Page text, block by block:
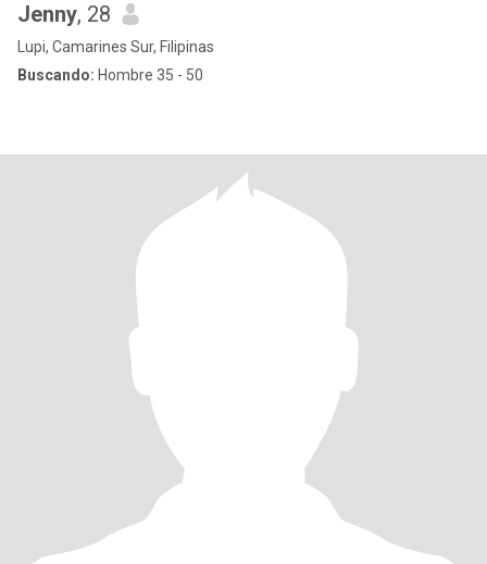
Jenny, 28
Lupi, Camarines Sur, Filipinas
Buscando: Hombre 35 - 50